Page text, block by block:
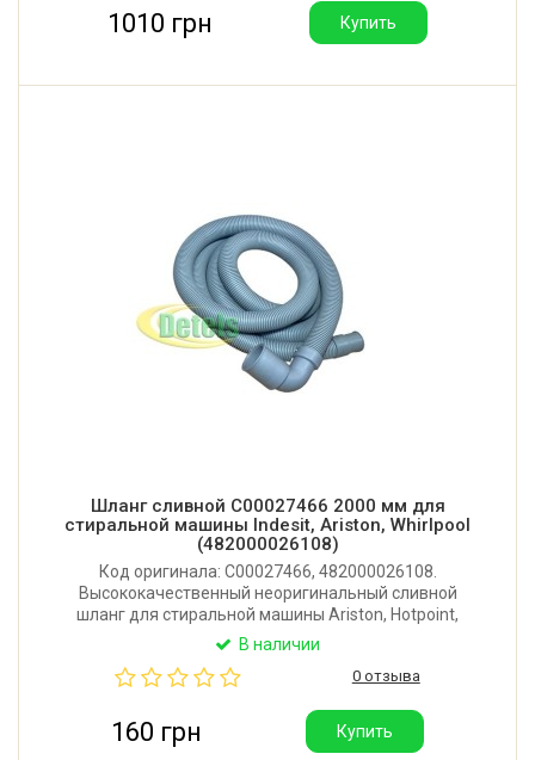
1010 грн Купить
Шланг сливной C00027466 2000 мм для
стиральной машины Indesit, Ariston, Whirlpool
(482000026108)
Код оригинала: C00027466, 482000026108.
Высококачественный неоригинальный сливной
шланг для стиральной машины Ariston, Hotpoint,
Hotpoint-Ariston, Indesit, Whirlpool. Длина: 2000 мм.
Производитель: Италия.
В наличии
0 отзыва
160 грн Купить